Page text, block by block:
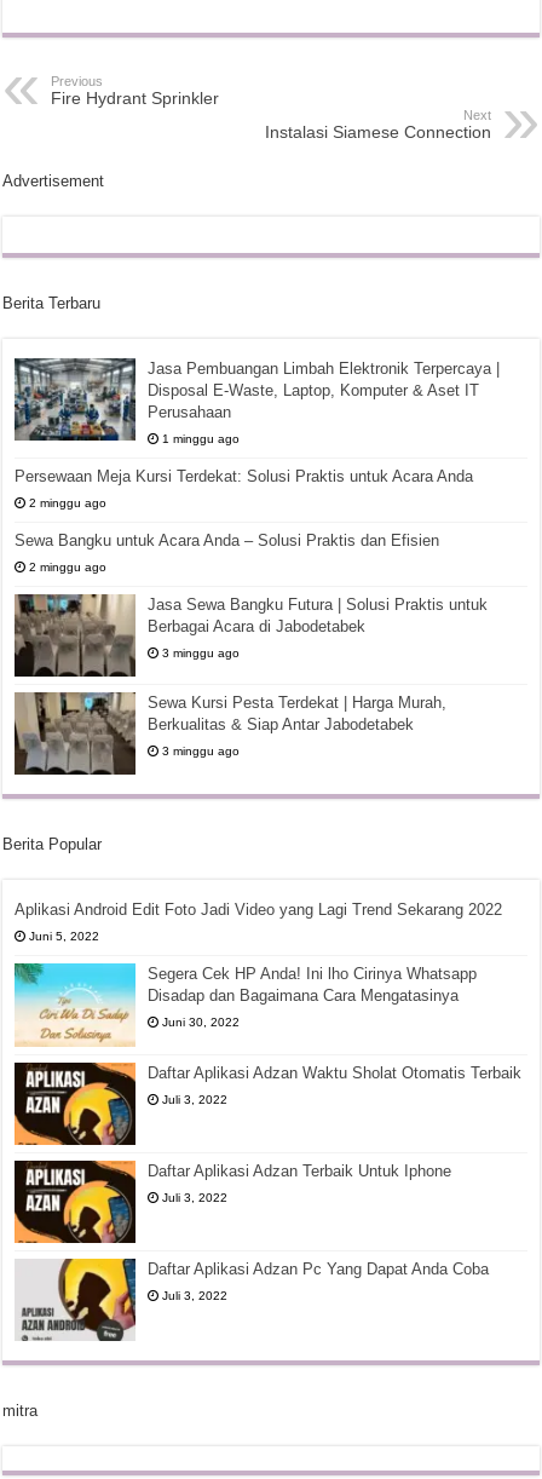
Previous
Fire Hydrant Sprinkler
Next
Instalasi Siamese Connection
Advertisement
Berita Terbaru
Jasa Pembuangan Limbah Elektronik Terpercaya |
Disposal E-Waste, Laptop, Komputer & Aset IT
Perusahaan
1 minggu ago
Persewaan Meja Kursi Terdekat: Solusi Praktis untuk Acara Anda
2 minggu ago
Sewa Bangku untuk Acara Anda – Solusi Praktis dan Efisien
2 minggu ago
Jasa Sewa Bangku Futura | Solusi Praktis untuk
Berbagai Acara di Jabodetabek
3 minggu ago
Sewa Kursi Pesta Terdekat | Harga Murah,
Berkualitas & Siap Antar Jabodetabek
3 minggu ago
Berita Popular
Aplikasi Android Edit Foto Jadi Video yang Lagi Trend Sekarang 2022
Juni 5, 2022
Segera Cek HP Anda! Ini lho Cirinya Whatsapp
Disadap dan Bagaimana Cara Mengatasinya
Juni 30, 2022
Daftar Aplikasi Adzan Waktu Sholat Otomatis Terbaik
Juli 3, 2022
Daftar Aplikasi Adzan Terbaik Untuk Iphone
Juli 3, 2022
Daftar Aplikasi Adzan Pc Yang Dapat Anda Coba
Juli 3, 2022
mitra